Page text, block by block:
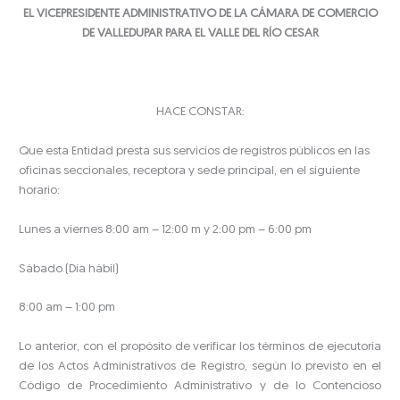
EL VICEPRESIDENTE ADMINISTRATIVO DE LA CÁMARA DE COMERCIO
DE VALLEDUPAR PARA EL VALLE DEL RÍO CESAR
HACE CONSTAR:
Que esta Entidad presta sus servicios de registros públicos en las
oficinas seccionales, receptora y sede principal, en el siguiente
horario:
Lunes a viernes 8:00 am – 12:00 m y 2:00 pm – 6:00 pm
Sábado (Día hábil)
8:00 am – 1:00 pm
Lo anterior, con el propósito de verificar los términos de ejecutoria
de los Actos Administrativos de Registro, según lo previsto en el
Código de Procedimiento Administrativo y de lo Contencioso